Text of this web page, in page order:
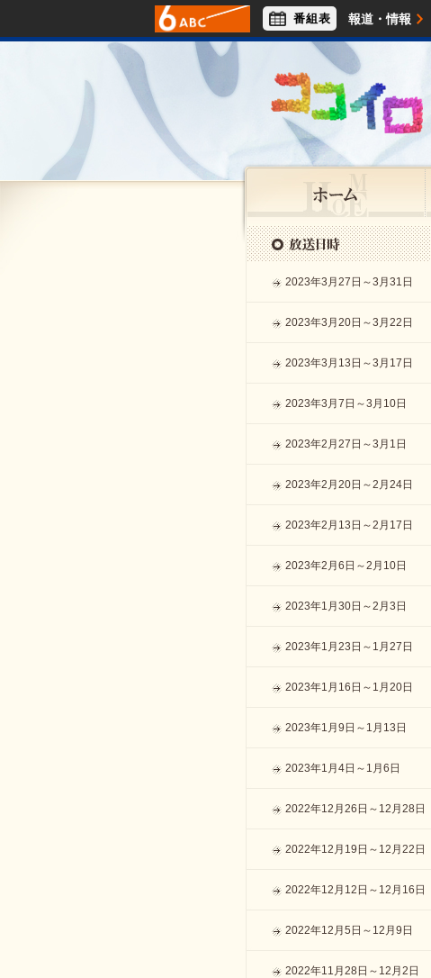
報道・情報
アナウンサー ライフスタイル
番組表
2023年3月27日～3月31日
2023年3月20日～3月22日
2023年3月13日～3月17日
2023年3月7日～3月10日
2023年2月27日～3月1日
2023年2月20日～2月24日
2023年2月13日～2月17日
2023年2月6日～2月10日
2023年1月30日～2月3日
2023年1月23日～1月27日
2023年1月16日～1月20日
2023年1月9日～1月13日
2023年1月4日～1月6日
2022年12月26日～12月28日
2022年12月19日～12月22日
2022年12月12日～12月16日
2022年12月5日～12月9日
2022年11月28日～12月2日